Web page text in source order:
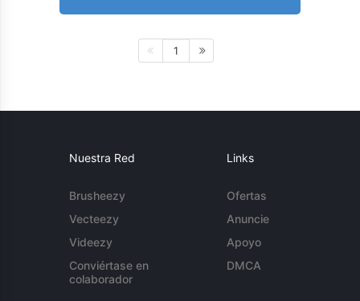
1
Nuestra Red
Brusheezy
Vecteezy
Videezy
Conviértase en
colaborador
Links
Ofertas
Anuncie
Apoyo
DMCA